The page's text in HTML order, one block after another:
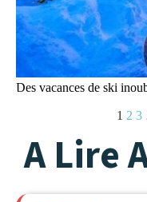
Des vacances de ski
1 2 3
A Lire